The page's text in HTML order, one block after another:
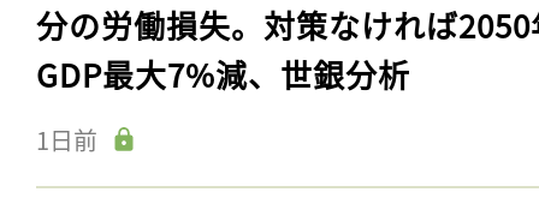
分の労働損失。対策なければ
GDP最大7%減、世銀分析
1日前